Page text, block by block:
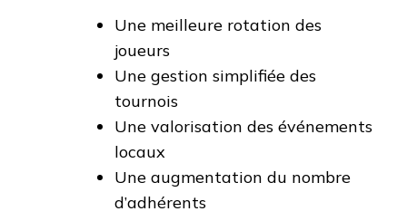
Une meilleure rotation des
joueurs
Une gestion simplifiée des
tournois
Une valorisation des événements
locaux
Une augmentation du nombre
d’adhérents